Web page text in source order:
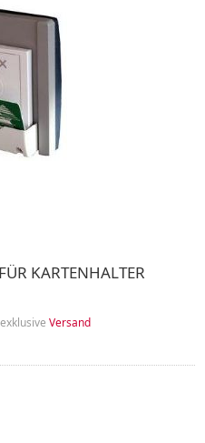
KARTENHALTER
exklusive Versand